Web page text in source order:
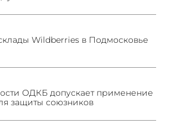
Wildberries в Подмосковье
ОДКБ допускает применение
защиты союзников